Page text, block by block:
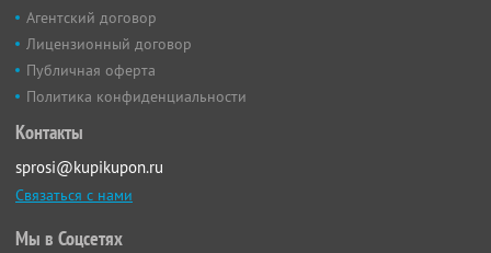
Агентский договор
Лицензионный договор
Публичная оферта
Политика конфиденциальности
Контакты
sprosi@kupikupon.ru
Связаться с нами
Мы в Соцсетях